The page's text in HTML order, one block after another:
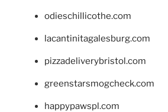
odieschillicothe.com
lacantinitagalesburg.com
pizzadeliverybristol.com
greenstarsmogcheck.com
happypawspl.com